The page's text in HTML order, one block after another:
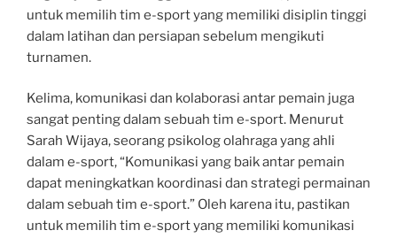
untuk memilih tim e-sport yang memiliki disiplin tinggi
dalam latihan dan persiapan sebelum mengikuti
turnamen.
Kelima, komunikasi dan kolaborasi antar pemain juga
sangat penting dalam sebuah tim e-sport. Menurut
Sarah Wijaya, seorang psikolog olahraga yang ahli
dalam e-sport, “Komunikasi yang baik antar pemain
dapat meningkatkan koordinasi dan strategi permainan
dalam sebuah tim e-sport.” Oleh karena itu, pastikan
untuk memilih tim e-sport yang memiliki komunikasi